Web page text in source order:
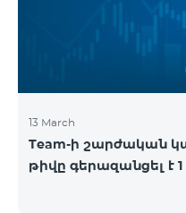
13 March
Team-ի շարժական
թիվը գերազանցել է 1